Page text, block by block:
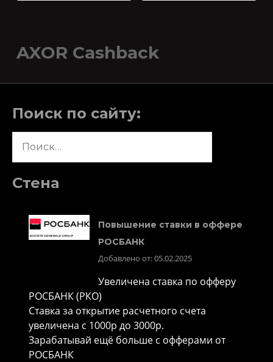
AXOR Cashback
Поиск по сайту:
Стена
Повышение ставки в оффере
РОСБАНК
Добавлено от: 05.02.2025
Увеличена ставка по офферу
РОСБАНК (РКО)
Ставка за открытие расчетного счета
увеличена с 1000р до 3000р.
Зарабатывай ещё больше с офферами от
РОСБАНК